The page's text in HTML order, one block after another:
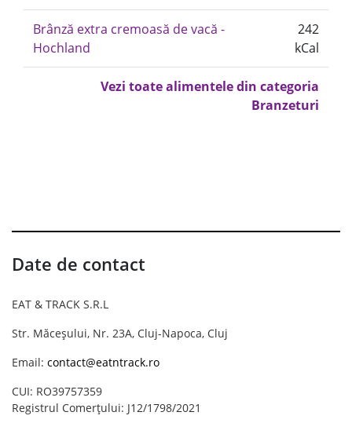
Brânză extra cremoasă de vacă -
Hochland
242
kCal
Vezi toate alimentele din categoria
Branzeturi
Date de contact
EAT & TRACK S.R.L
Str. Măceșului, Nr. 23A, Cluj-Napoca, Cluj
Email: contact@eatntrack.ro
CUI: RO39757359
Registrul Comerțului: J12/1798/2021